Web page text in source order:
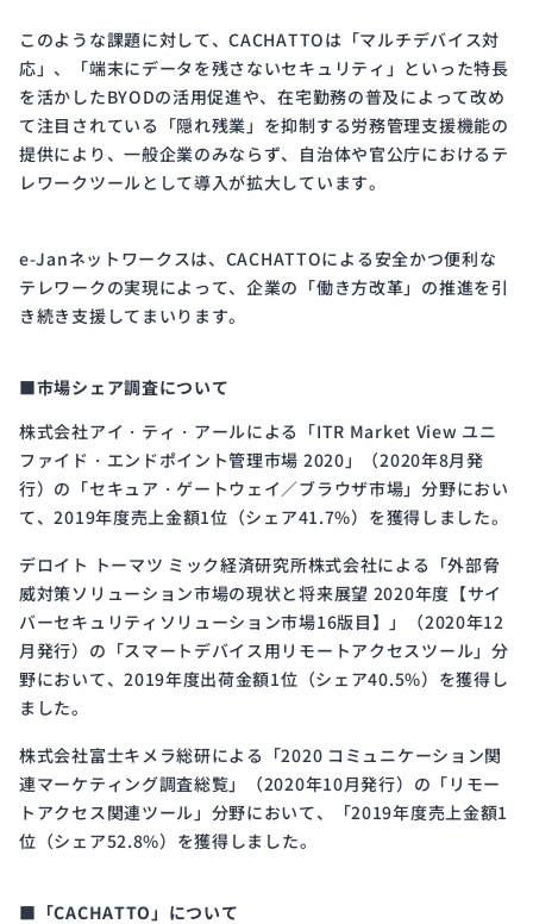
このような課題に対して、CACHATTOは「マルチデバイス対
応」、「端末にデータを残さないセキュリティ」といった特長
を活かしたBYODの活用促進や、在宅勤務の普及によって改め
て注目されている「隠れ残業」を抑制する労務管理支援機能の
提供により、一般企業のみならず、自治体や官公庁におけるテ
レワークツールとして導入が拡大しています。
e-Janネットワークスは、CACHATTOによる安全かつ便利な
テレワークの実現によって、企業の「働き方改革」の推進を引
き続き支援してまいります。
■市場シェア調査について
株式会社アイ・ティ・アールによる「ITR Market View ユニ
ファイド・エンドポイント管理市場 2020」（2020年8月発
行）の「セキュア・ゲートウェイ／ブラウザ市場」分野におい
て、2019年度売上金額1位（シェア41.7%）を獲得しました。
デロイト トーマツ ミック経済研究所株式会社による「外部脅
威対策ソリューション市場の現状と将来展望 2020年度【サイ
バーセキュリティソリューション市場16版目】」（2020年12
月発行）の「スマートデバイス用リモートアクセスツール」分
野において、2019年度出荷金額1位（シェア40.5%）を獲得し
ました。
株式会社富士キメラ総研による「2020 コミュニケーション関
連マーケティング調査総覧」（2020年10月発行）の「リモー
トアクセス関連ツール」分野において、「2019年度売上金額1
位（シェア52.8%）を獲得しました。
■「CACHATTO」について